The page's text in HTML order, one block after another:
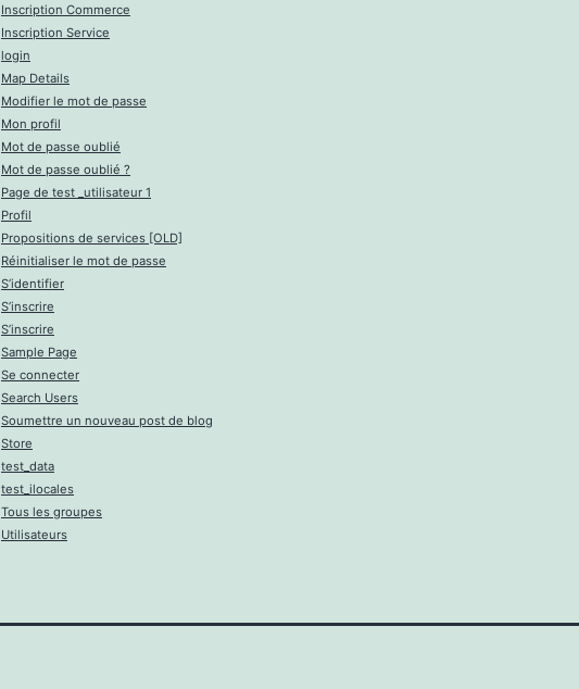
Inscription Commerce
Inscription Service
login
Map Details
Modifier le mot de passe
Mon profil
Mot de passe oublié
Mot de passe oublié ?
Page de test _utilisateur 1
Profil
Propositions de services [OLD]
Réinitialiser le mot de passe
S’identifier
S’inscrire
S’inscrire
Sample Page
Se connecter
Search Users
Soumettre un nouveau post de blog
Store
test_data
test_ilocales
Tous les groupes
Utilisateurs